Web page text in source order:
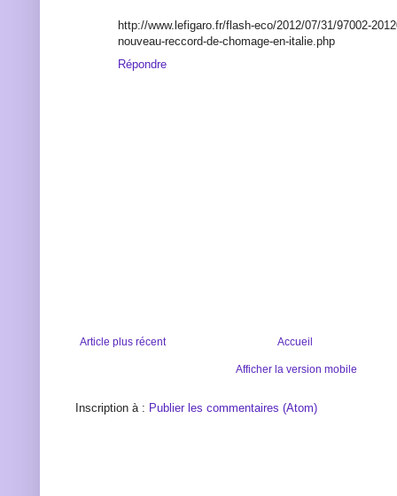
http://www.lefigaro.fr/flash-eco/2012/07/31/97002-
nouveau-reccord-de-chomage-en-italie.php
Répondre
Article plus récent Accueil
Afficher la version mobile
Inscription à : Publier les commentaires (Atom)